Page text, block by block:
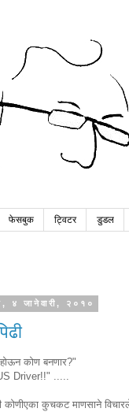
फेसबुक ट्विटर डुडल
४ जानेवारी, २०१०
कोण बनणार?"
Driver!!" .....
कोणीएका कुचकट माणसाने